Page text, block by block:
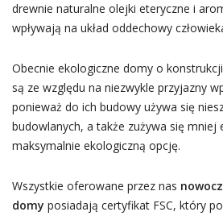
drewnie naturalne olejki eteryczne i
wpływają na układ oddechowy
Obecnie ekologiczne domy o
są ze względu na niezwykle przyjazny
ponieważ do ich budowy używa się
budowlanych, a także zużywa się mniej
maksymalnie ekologiczną opcję.
Wszystkie oferowane przez nas
domy posiadają certyfikat FSC, który